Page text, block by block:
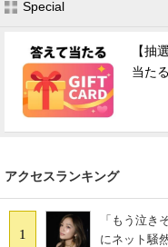
Special
【抽
当た
アクセスランキング
1
「もう泣き
にネット騒